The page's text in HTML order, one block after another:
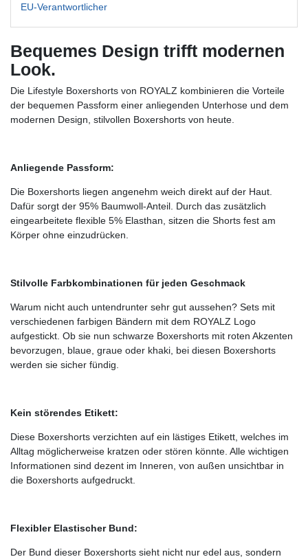
EU-Verantwortlicher
Bequemes Design trifft modernen
Look.
Die Lifestyle Boxershorts von ROYALZ kombinieren die Vorteile
der bequemen Passform einer anliegenden Unterhose und dem
modernen Design, stilvollen Boxershorts von heute.
Anliegende Passform:
Die Boxershorts liegen angenehm weich direkt auf der Haut.
Dafür sorgt der 95% Baumwoll-Anteil. Durch das zusätzlich
eingearbeitete flexible 5% Elasthan, sitzen die Shorts fest am
Körper ohne einzudrücken.
Stilvolle Farbkombinationen für jeden Geschmack
Warum nicht auch untendrunter sehr gut aussehen? Sets mit
verschiedenen farbigen Bändern mit dem ROYALZ Logo
aufgestickt. Ob sie nun schwarze Boxershorts mit roten Akzenten
bevorzugen, blaue, graue oder khaki, bei diesen Boxershorts
werden sie sicher fündig.
Kein störendes Etikett:
Diese Boxershorts verzichten auf ein lästiges Etikett, welches im
Alltag möglicherweise kratzen oder stören könnte. Alle wichtigen
Informationen sind dezent im Inneren, von außen unsichtbar in
die Boxershorts aufgedruckt.
Flexibler Elastischer Bund:
Der Bund dieser Boxershorts sieht nicht nur edel aus, sondern